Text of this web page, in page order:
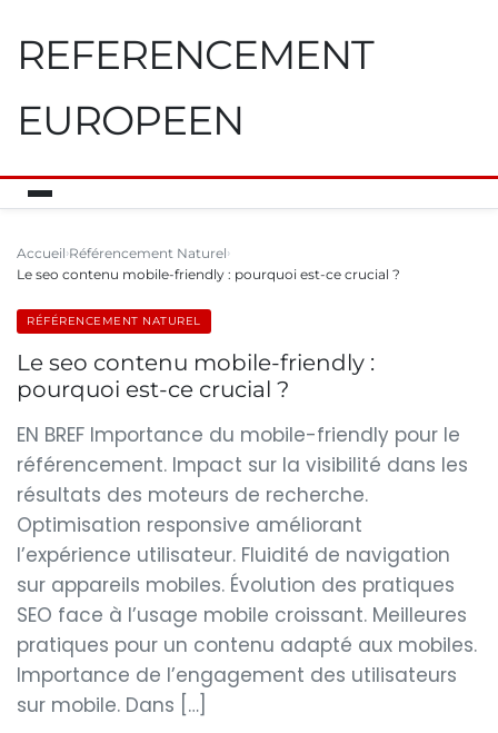
REFERENCEMENT
EUROPEEN
Accueil Référencement Naturel
Le seo contenu mobile-friendly : pourquoi est-ce crucial ?
RÉFÉRENCEMENT NATUREL
Le seo contenu mobile-friendly :
pourquoi est-ce crucial ?
EN BREF Importance du mobile-friendly pour le
référencement. Impact sur la visibilité dans les
résultats des moteurs de recherche.
Optimisation responsive améliorant
l’expérience utilisateur. Fluidité de navigation
sur appareils mobiles. Évolution des pratiques
SEO face à l’usage mobile croissant. Meilleures
pratiques pour un contenu adapté aux mobiles.
Importance de l’engagement des utilisateurs
sur mobile. Dans […]